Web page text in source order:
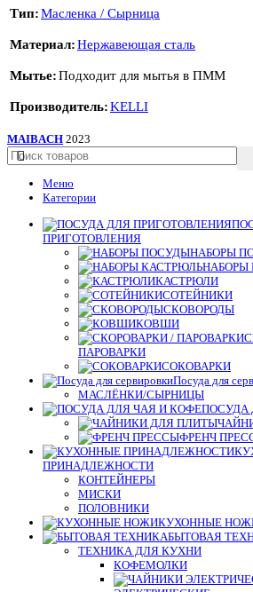
Чёрный(1)
Бежевый(0)
Коричневый(1)
Оранжевый(1)
Товар Размер
124x157x103 mm
155×312.6x221x2
247.6×178.5×6.1
304.2 x 203 x 13.9
337 x 155 x 297.3
360x208x425 mm
Тип Масленка / Сырница
Материал Нержавеющая сталь
Мытье Подходит для мытья в ПММ
Производитель KELLI
MAIBACH 2023
Меню
Категории
ПРИГОТОВЛЕНИЯ
НАБОРЫ
НАБОРЫ
КАСТРЮЛИ
СОТЕЙНИКИ
СКОВОРОДЫ
КОВШИ
ПАРОВАРКИ
СОКОВАРКИ
Посуда для
МАСЛЁНКИ/СЫРНИЦЫ
ПОСУДА
ФРЕНЧ
ПРИНАДЛЕЖНОСТИ
КОНТЕЙНЕРЫ
МИСКИ
ПОЛОВНИКИ
КУХОННЫЕ
БЫТОВАЯ
ТЕХНИКА ДЛЯ КУХНИ
КОФЕМОЛКИ